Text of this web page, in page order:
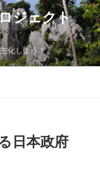
ジェクト
化しよう！
日本政府